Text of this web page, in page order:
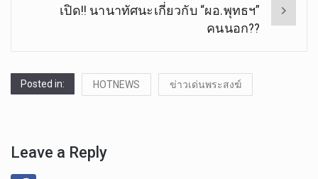
เปิด!! นานาทัศนะเกี่ยวกับ “ผอ.พุทธฯ”
คนนอก??
Posted in: HOTNEWS ข่าวเด่นพระสงฆ์
Leave a Reply